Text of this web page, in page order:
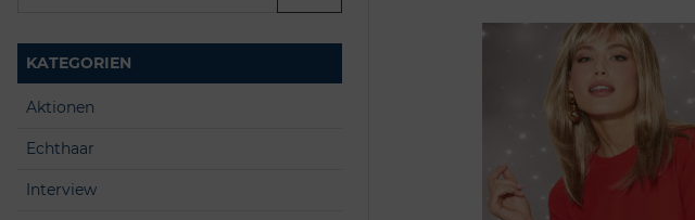
KATEGORIEN
Aktionen
Echthaar
Interview